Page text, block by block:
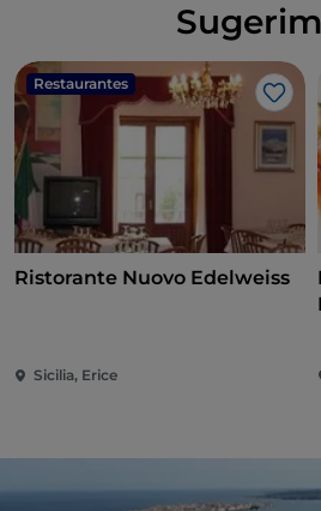
Restaurantes
Me
Ristorante Nuovo Edelweiss
Sicilia, Erice